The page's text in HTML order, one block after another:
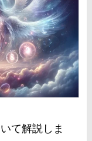
て解説しま